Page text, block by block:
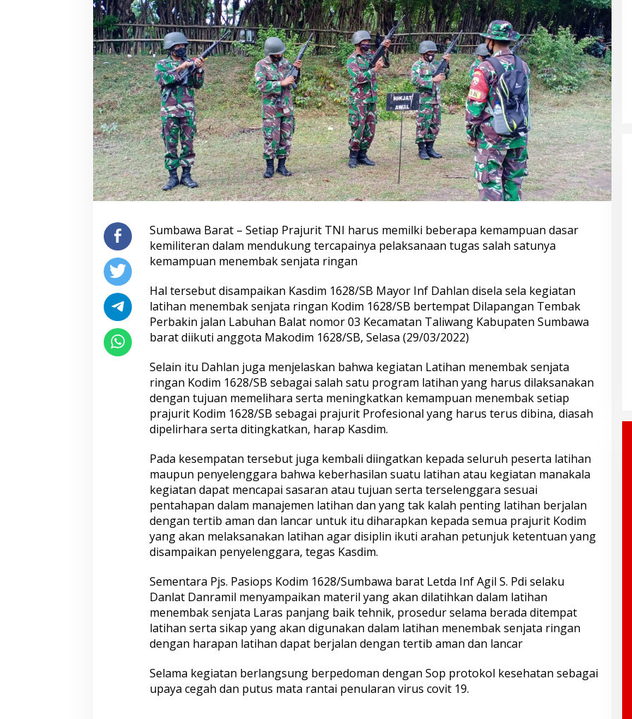
Sumbawa Barat – Setiap Prajurit TNI harus memilki beberapa kemampuan dasar
kemiliteran dalam mendukung tercapainya pelaksanaan tugas salah satunya
kemampuan menembak senjata ringan
Hal tersebut disampaikan Kasdim 1628/SB Mayor Inf Dahlan disela sela kegiatan
latihan menembak senjata ringan Kodim 1628/SB bertempat Dilapangan Tembak
Perbakin jalan Labuhan Balat nomor 03 Kecamatan Taliwang Kabupaten Sumbawa
barat diikuti anggota Makodim 1628/SB, Selasa (29/03/2022)
Selain itu Dahlan juga menjelaskan bahwa kegiatan Latihan menembak senjata
ringan Kodim 1628/SB sebagai salah satu program latihan yang harus dilaksanakan
dengan tujuan memelihara serta meningkatkan kemampuan menembak setiap
prajurit Kodim 1628/SB sebagai prajurit Profesional yang harus terus dibina, diasah
dipelirhara serta ditingkatkan, harap Kasdim.
Pada kesempatan tersebut juga kembali diingatkan kepada seluruh peserta latihan
maupun penyelenggara bahwa keberhasilan suatu latihan atau kegiatan manakala
kegiatan dapat mencapai sasaran atau tujuan serta terselenggara sesuai
pentahapan dalam manajemen latihan dan yang tak kalah penting latihan berjalan
dengan tertib aman dan lancar untuk itu diharapkan kepada semua prajurit Kodim
yang akan melaksanakan latihan agar disiplin ikuti arahan petunjuk ketentuan yang
disampaikan penyelenggara, tegas Kasdim.
Sementara Pjs. Pasiops Kodim 1628/Sumbawa barat Letda Inf Agil S. Pdi selaku
Danlat Danramil menyampaikan materil yang akan dilatihkan dalam latihan
menembak senjata Laras panjang baik tehnik, prosedur selama berada ditempat
latihan serta sikap yang akan digunakan dalam latihan menembak senjata ringan
dengan harapan latihan dapat berjalan dengan tertib aman dan lancar
Selama kegiatan berlangsung berpedoman dengan Sop protokol kesehatan sebagai
upaya cegah dan putus mata rantai penularan virus covit 19.